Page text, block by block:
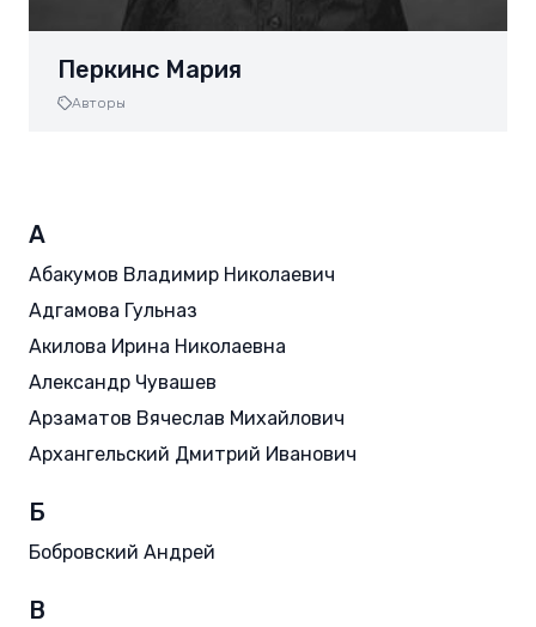
Перкинс Мария
Авторы
А
Абакумов Владимир Николаевич
Адгамова Гульназ
Акилова Ирина Николаевна
Александр Чувашев
Арзаматов Вячеслав Михайлович
Архангельский Дмитрий Иванович
Б
Бобровский Андрей
В